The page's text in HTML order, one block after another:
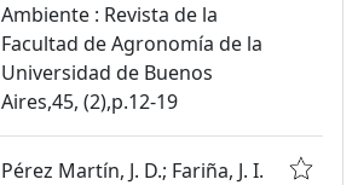
Ambiente : Revista de la
Facultad de Agronomía de la
Universidad de Buenos
Aires,45, (2),p.12-19
Pérez Martín, J. D.; Fariña, J. I.